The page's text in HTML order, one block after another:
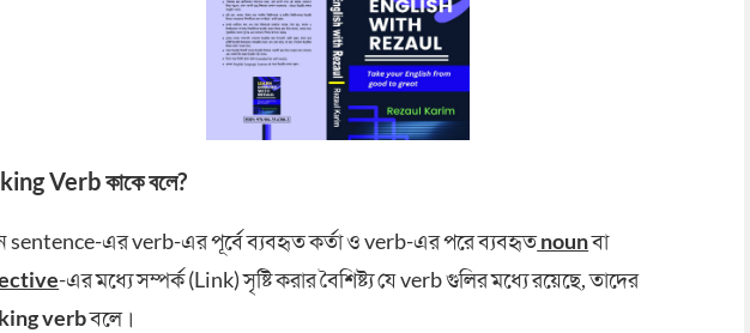
Verb কাকে বলে?
sentence-এর verb-এর পূর্বে ব্যবহৃত কর্তা ও verb-এর পরে ব্যবহৃতnounবা
-এর মধ্যে সম্পর্ক (Link) সৃষ্টি করার বৈশিষ্ট্য যে verb গুলির মধ্যে রয়েছে, তাদের
verbবলে।